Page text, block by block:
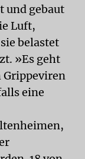
und gebaut
Luft,
belastet
»Es geht
Grippeviren
eine